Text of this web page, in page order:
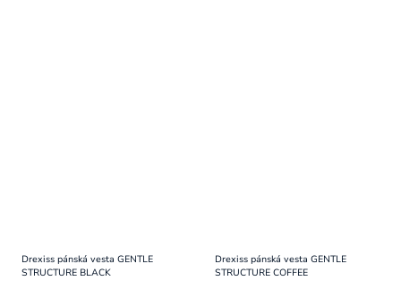
Drexiss pánská vesta GENTLE
STRUCTURE BLACK
Drexiss pánská vesta GENTLE
STRUCTURE COFFEE